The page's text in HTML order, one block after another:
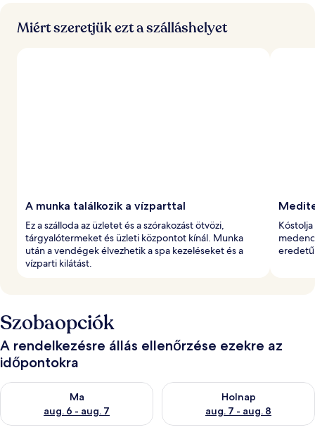
Miért szeretjük ezt a szálláshelyet
A munka találkozik a vízparttal
Ez a szálloda az üzletet és a szórakozást ötvözi,
tárgyalótermeket és üzleti központot kínál. Munka
után a vendégek élvezhetik a spa kezeléseket és a
vízparti kilátást.
eredetű
Szobaopciók
A rendelkezésre állás ellenőrzése ezekre az
időpontokra
Ma
aug. 6 - aug. 7
A ma esti rendelkezésre állás ellenőrzése: aug. 6 - aug. 7
Holnap
aug. 7 - aug. 8
A holnapi rendelkezésre állás